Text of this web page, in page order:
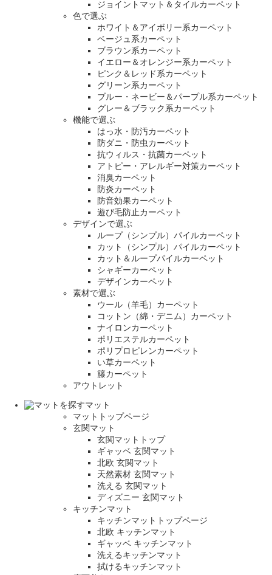
ジョイントマット＆タイルカーペット
色で選ぶ
ホワイト＆アイボリー系カーペット
ベージュ系カーペット
ブラウン系カーペット
イエロー＆オレンジー系カーペット
ピンク＆レッド系カーペット
グリーン系カーペット
ブルー・ネービー＆パープル系カーペット
グレー＆ブラック系カーペット
機能で選ぶ
はっ水・防汚カーペット
防ダニ・防虫カーペット
抗ウィルス・抗菌カーペット
アトピー・アレルギー対策カーペット
消臭カーペット
防炎カーペット
防音効果カーペット
遊び毛防止カーペット
デザインで選ぶ
ループ（シンプル）パイルカーペット
カット（シンプル）パイルカーペット
カット＆ループパイルカーペット
シャギーカーペット
デザインカーペット
素材で選ぶ
ウール（羊毛）カーペット
コットン（綿・デニム）カーペット
ナイロンカーペット
ポリエステルカーペット
ポリプロピレンカーペット
い草カーペット
籐カーペット
アウトレット
マット
マットトップページ
玄関マット
玄関マットトップ
ギャッベ 玄関マット
北欧 玄関マット
天然素材 玄関マット
洗える 玄関マット
ディズニー 玄関マット
キッチンマット
キッチンマットトップページ
北欧 キッチンマット
ギャッベ キッチンマット
洗えるキッチンマット
拭けるキッチンマット